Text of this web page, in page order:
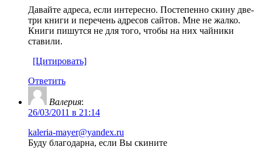
Давайте адреса, если интересно. Постепенно скину две-
три книги и перечень адресов сайтов. Мне не жалко.
Книги пишутся не для того, чтобы на них чайники
ставили.
[Цитировать]
Ответить
Валерия:
26/03/2011 в 21:14
kaleria-mayer@yandex.ru
Буду благодарна, если Вы скините